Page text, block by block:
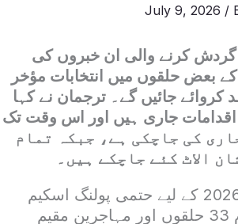
July 9, 2026 /
گردش کرنے والی ان خبروں کی
بعض حلقوں میں انتخابات مؤخر
جولائی کے بعد منعقد کروائے جائیں گے۔ ترجمان نے کہا
اقدامات جاری ہیں اور اس وقت تک
جاری کی جاچکی ہے، جبکہ تمام
الاٹ کئے جاچکے ہیں۔
الیکشن کمیشن آزاد جموں و کشمیر نے عام انتخابات 2026 کے لیے حتمی پولنگ اسکیم
جاری کردی ہے۔ انہوں نے کہا کہ آزاد کشمیر کے تمام 33 حلقوں اور مہاجرین مقیم